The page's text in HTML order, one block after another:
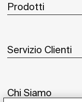
Prodotti
Servizio Clienti
Chi Siamo